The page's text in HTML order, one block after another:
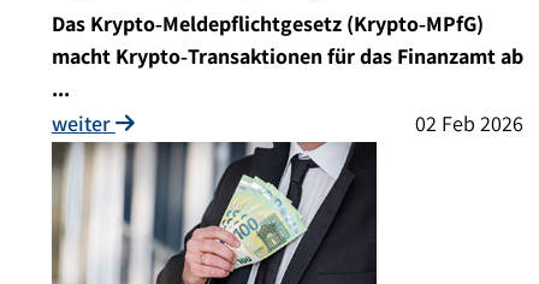
Das Krypto‑Meldepflichtgesetz (Krypto‑MPfG)
macht Krypto‑Transaktionen für das Finanzamt ab
...
weiter
02 Feb 2026